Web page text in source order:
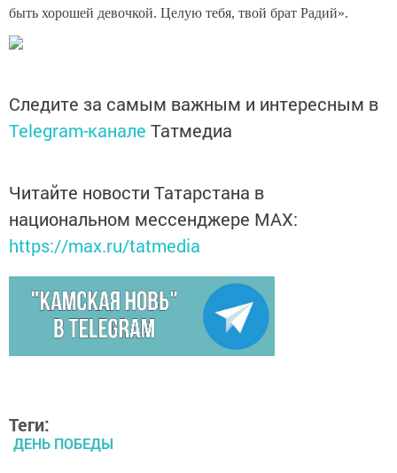
быть хорошей девочкой. Целую тебя, твой брат Радий».
Следите за самым важным и интересным в
Telegram-канале Татмедиа
Читайте новости Татарстана в
национальном мессенджере MАХ:
https://max.ru/tatmedia
Теги:
ДЕНЬ ПОБЕДЫ